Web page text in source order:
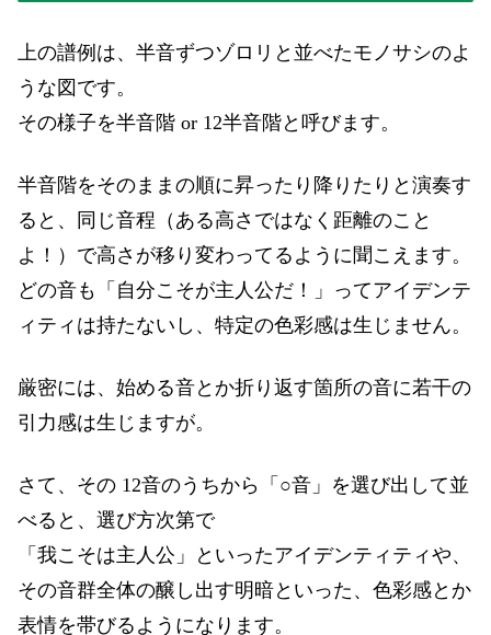
上の譜例は、半音ずつゾロリと並べたモノサシのよ
うな図です。
その様子を半音階 or 12半音階と呼びます。
半音階をそのままの順に昇ったり降りたりと演奏す
ると、同じ音程（ある高さではなく距離のこと
よ！）で高さが移り変わってるように聞こえます。
どの音も「自分こそが主人公だ！」ってアイデンテ
ィティは持たないし、特定の色彩感は生じません。
厳密には、始める音とか折り返す箇所の音に若干の
引力感は生じますが。
さて、その 12音のうちから「○音」を選び出して並
べると、選び方次第で
「我こそは主人公」といったアイデンティティや、
その音群全体の醸し出す明暗といった、色彩感とか
表情を帯びるようになります。